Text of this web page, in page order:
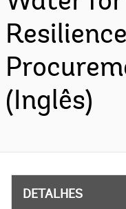
(Inglês)
DETALHES